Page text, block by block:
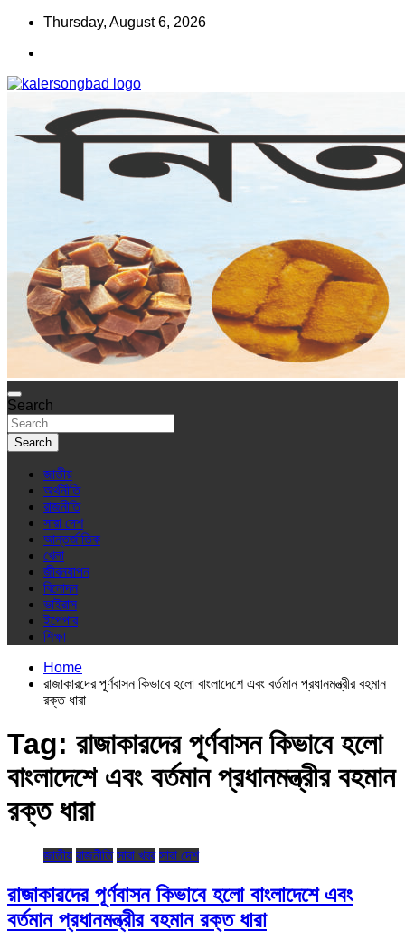
Skip
content
Thursday, August 6, 2026
কালের সংবাদ
www.kalersongbad.com
Search
Search
জাতীয়
অর্থনীতি
রাজনীতি
সারা দেশ
আন্তর্জাতিক
খেলা
জীবনযাপন
বিনোদন
ভাইরাস
ইপেপার
শিক্ষা
Home
রাজাকারদের পূর্ণবাসন কিভাবে হলো বাংলাদেশে এবং বর্তমান প্রধানমন্ত্রীর বহমান
রক্ত ধারা
Tag: রাজাকারদের পূর্ণবাসন কিভাবে হলো
বাংলাদেশে এবং বর্তমান প্রধানমন্ত্রীর বহমান
রক্ত ধারা
জাতীয় রাজনীতি সারা খবর সারা দেশ
রাজাকারদের পূর্ণবাসন কিভাবে হলো বাংলাদেশে এবং
বর্তমান প্রধানমন্ত্রীর বহমান রক্ত ধারা